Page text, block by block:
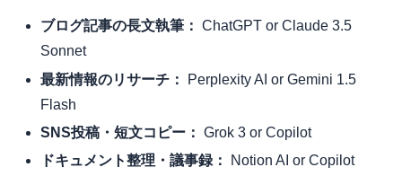
ブログ記事の長文執筆： ChatGPT or Claude 3.5
Sonnet
最新情報のリサーチ：
Perplexity AI or Gemini 1.5
Flash
SNS投稿・短文コピー： Grok 3 or Copilot
ドキュメント整理・議事録：
Notion AI or Copilot